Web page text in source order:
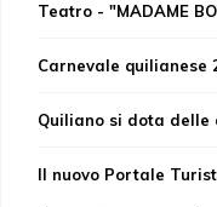
Teatro - "MADAME
Carnevale quilianese
Quiliano si dota delle
Il nuovo Portale